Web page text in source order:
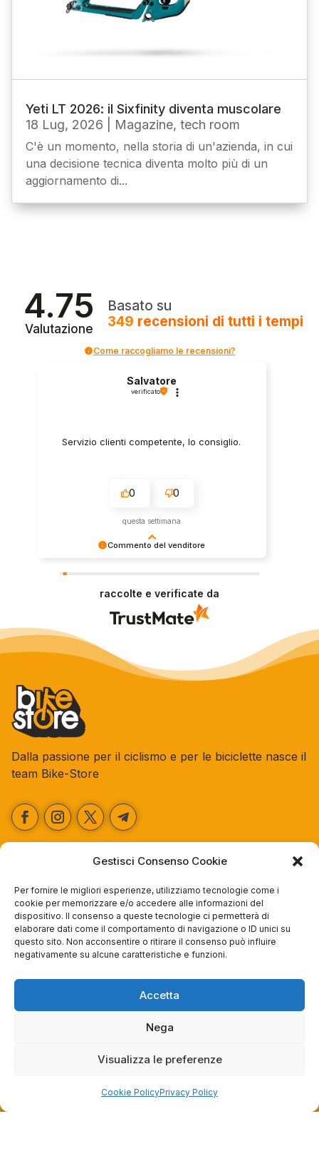
Gestisci Consenso Cookie
Per fornire le migliori esperienze, utilizziamo tecnologie come i
cookie per memorizzare e/o accedere alle informazioni del
dispositivo. Il consenso a queste tecnologie ci permetterà di
elaborare dati come il comportamento di navigazione o ID unici su
questo sito. Non acconsentire o ritirare il consenso può influire
negativamente su alcune caratteristiche e funzioni.
Accetta
Nega
Visualizza le preferenze
Cookie PolicyPrivacy Policy
Yeti LT 2026: il Sixfinity diventa muscolare
18 Lug, 2026
Magazine,tech room
C'è un momento, nella storia di un'azienda, in cui
una decisione tecnica diventa molto più di un
aggiornamento di...
4.75
Valutazione
Basato su
349 recensioni di tutti i tempi
Come raccogliamo le recensioni?
Commento del venditore
fornire il servizio giusto a clienti così fantastici.
Salvatore
verificato
Servizio clienti competente, lo consiglio.
0 0
questa settimana
raccolte e verificate da
Dalla passione per il ciclismo e per le biciclette nasce il
team Bike-Store
Via Tancredi Canonico 29
00173 Roma
+39 06 7932 0130